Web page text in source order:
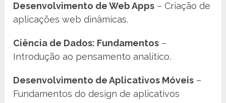
Desenvolvimento de Web Apps – Criação de
aplicações web dinâmicas.
Ciência de Dados: Fundamentos –
Introdução ao pensamento analítico.
Desenvolvimento de Aplicativos Móveis –
Fundamentos do design de aplicativos